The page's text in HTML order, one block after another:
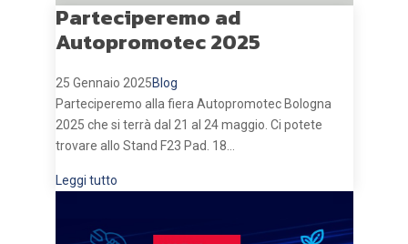
Parteciperemo ad
Autopromotec 2025
25 Gennaio 2025Blog
Parteciperemo alla fiera Autopromotec Bologna
2025 che si terrà dal 21 al 24 maggio. Ci potete
trovare allo Stand F23 Pad. 18...
Leggi tutto